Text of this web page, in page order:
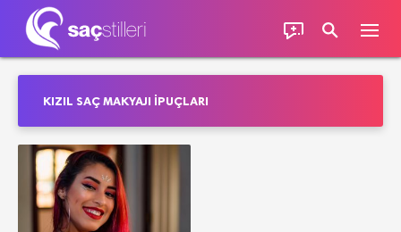
KIZIL SAÇ MAKYAJI IPUÇLARI